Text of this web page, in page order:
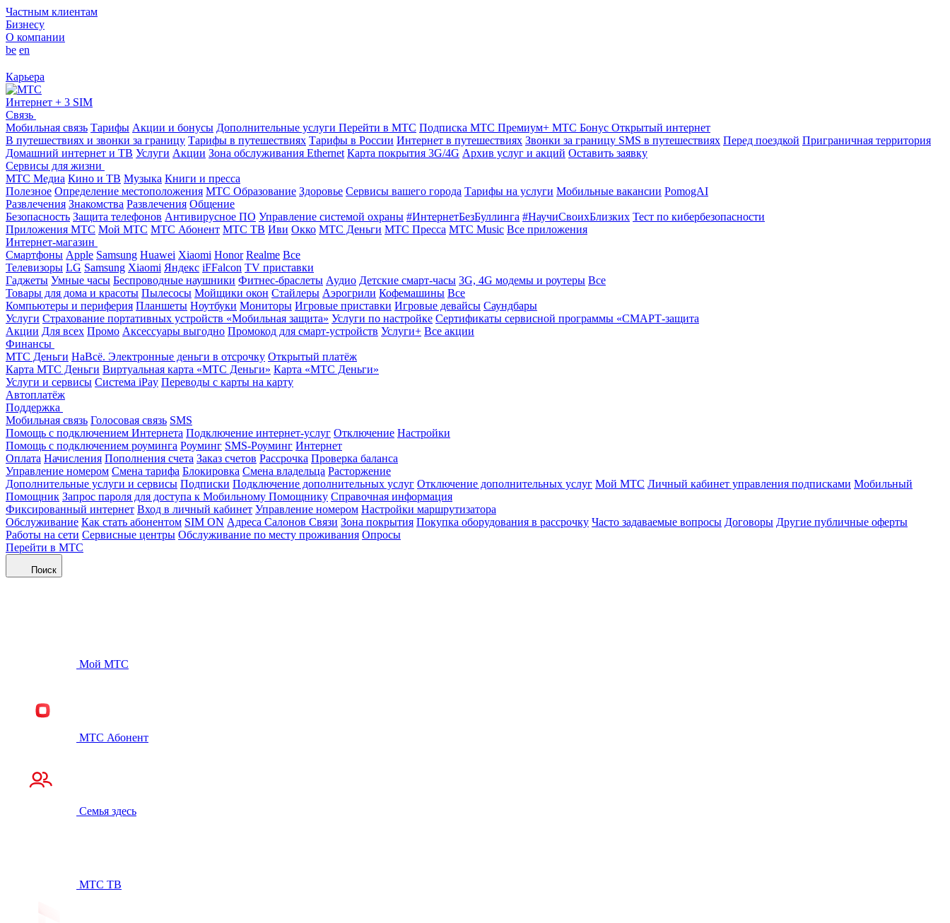
Частным клиентам
Бизнесу
О компании
be en
Карьера
Интернет + 3 SIM
Связь
Мобильная связь Тарифы Акции и бонусы Дополнительные услуги Перейти в МТС Подписка МТС Премиум+ МТС Бонус Открытый интернет
В путешествиях и звонки за границу Тарифы в путешествиях Тарифы в России Интернет в путешествиях Звонки за границу SMS в путешествиях Перед поездкой Приграничная территория
Домашний интернет и ТВ Услуги Акции Зона обслуживания Ethernet Карта покрытия 3G/4G Архив услуг и акций Оставить заявку
Сервисы для жизни
МТС Медиа Кино и ТВ Музыка Книги и пресса
Полезное Определение местоположения МТС Образование Здоровье Сервисы вашего города Тарифы на услуги Мобильные вакансии PomogAI
Развлечения Знакомства Развлечения Общение
Безопасность Защита телефонов Антивирусное ПО Управление системой охраны #ИнтернетБезБуллинга #НаучиСвоихБлизких Тест по кибербезопасности
Приложения МТС Мой МТС МТС Абонент МТС ТВ Иви Окко МТС Деньги МТС Пресса МТС Music Все приложения
Интернет-магазин
Смартфоны Apple Samsung Huawei Xiaomi Honor Realme Все
Телевизоры LG Samsung Xiaomi Яндекс iFFalcon TV приставки
Гаджеты Умные часы Беспроводные наушники Фитнес-браслеты Аудио Детские смарт-часы 3G, 4G модемы и роутеры Все
Товары для дома и красоты Пылесосы Мойщики окон Стайлеры Аэрогрили Кофемашины Все
Компьютеры и периферия Планшеты Ноутбуки Мониторы Игровые приставки Игровые девайсы Саундбары
Услуги Страхование портативных устройств «Мобильная защита» Услуги по настройке Сертификаты сервисной программы «СМАРТ-защита
Акции Для всех Промо Аксессуары выгодно Промокод для смарт-устройств Услуги+ Все акции
Финансы
МТС Деньги НаВсё. Электронные деньги в отсрочку Открытый платёж
Карта МТС Деньги Виртуальная карта «МТС Деньги» Карта «МТС Деньги»
Услуги и сервисы Система iPay Переводы с карты на карту
Автоплатёж
Поддержка
Мобильная связь Голосовая связь SMS
Помощь с подключением Интернета Подключение интернет-услуг Отключение Настройки
Помощь с подключением роуминга Роуминг SMS-Роуминг Интернет
Оплата Начисления Пополнения счета Заказ счетов Рассрочка Проверка баланса
Управление номером Смена тарифа Блокировка Смена владельца Расторжение
Дополнительные услуги и сервисы Подписки Подключение дополнительных услуг Отключение дополнительных услуг Мой МТС Личный кабинет управления подписками Мобильный
Помощник Запрос пароля для доступа к Мобильному Помощнику Справочная информация
Фиксированный интернет Вход в личный кабинет Управление номером Настройки маршрутизатора
Обслуживание Как стать абонентом SIM ON Адреса Салонов Связи Зона покрытия Покупка оборудования в рассрочку Часто задаваемые вопросы Договоры Другие публичные оферты
Работы на сети Сервисные центры Обслуживание по месту проживания Опросы
Перейти в МТС
Поиск
Мой МТС
МТС Абонент
Семья здесь
МТС ТВ